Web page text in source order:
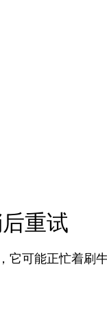
重试
它可能正忙着刷